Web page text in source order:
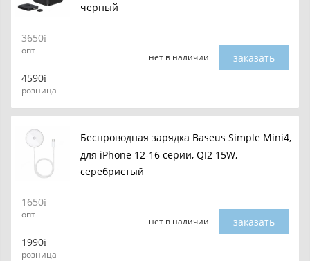
черный
3650
опт
4590
розница
нет в наличии заказать
Беспроводная зарядка Baseus Simple Mini4,
для iPhone 12-16 серии, QI2 15W,
серебристый
1650
опт
1990
розница
нет в наличии заказать